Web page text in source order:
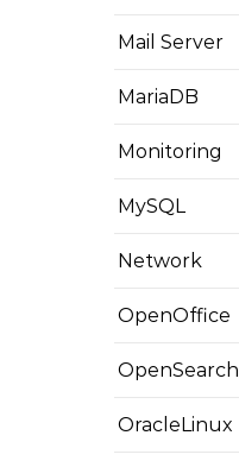
Mail Server
MariaDB
Monitoring
MySQL
Network
OpenOffice
OpenSearch
OracleLinux